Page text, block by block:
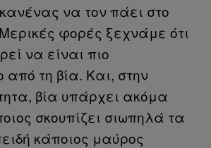
να τον πάει στο
φορές ξεχνάμε ότι
να είναι πιο
από τη βία. Και, στην
βία υπάρχει ακόμα
σκουπίζει σιωπηλά τα
κάποιος μαύρος